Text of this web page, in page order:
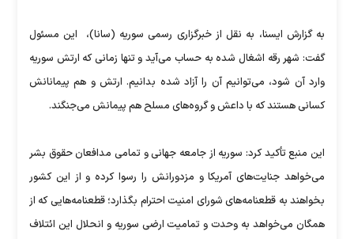
به گزارش ایسنا، به نقل از خبرگزاری رسمی سوریه (سانا)، این مسئول
گفت: شهر رقه اشغال شده به حساب می‌آید و تنها زمانی که ارتش سوریه
وارد آن شود، می‌توانیم آن را آزاد شده بدانیم. ارتش و هم پیمانانش
کسانی هستند که با داعش و گروه‌های مسلح هم پیمانش می‌جنگند.
این منبع تأکید کرد: سوریه از جامعه جهانی و تمامی مدافعان حقوق بشر
می‌خواهد جنایت‌های آمریکا و مزدورانش را رسوا کرده و از این کشور
بخواهند به قطعنامه‌های شورای امنیت احترام بگذارد؛ قطعنامه‌هایی که از
همگان می‌خواهد به وحدت و تمامیت ارضی سوریه و انحلال این ائتلاف